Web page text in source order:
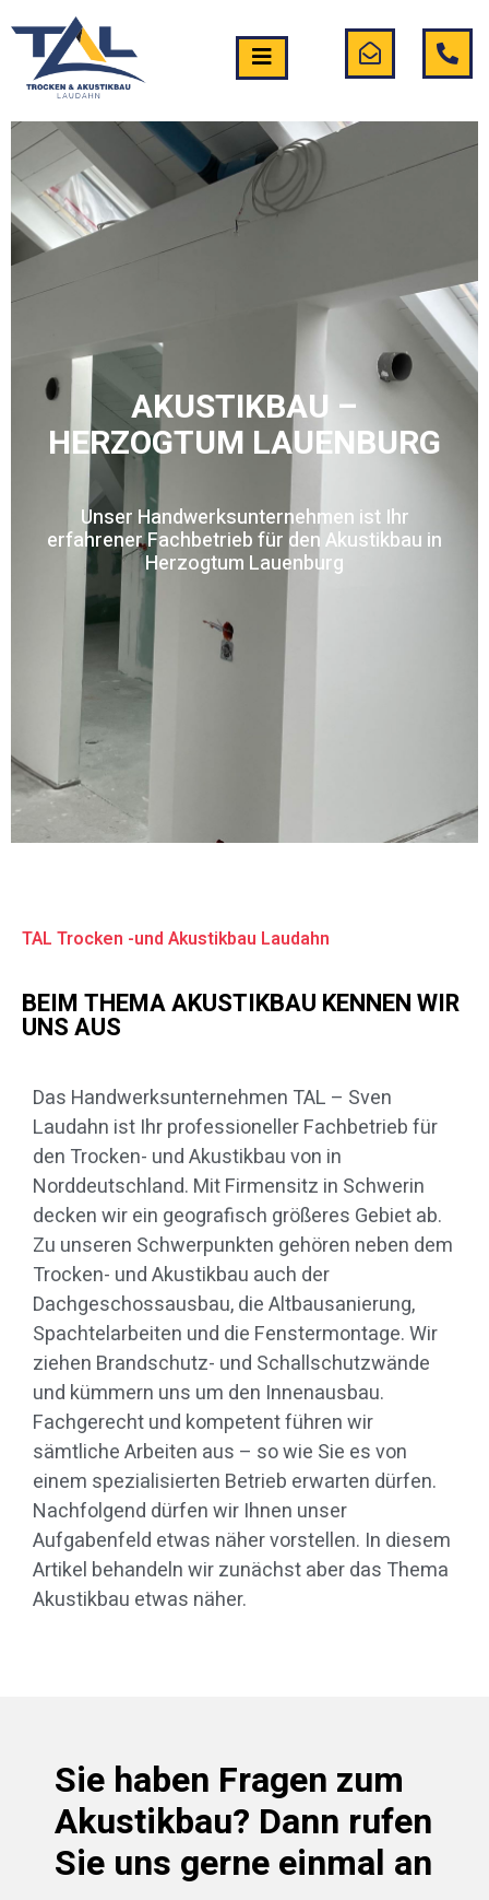
AKUSTIKBAU –
HERZOGTUM LAUENBURG
Unser Handwerksunternehmen ist Ihr
erfahrener Fachbetrieb für den Akustikbau in
Herzogtum Lauenburg
TAL Trocken -und Akustikbau Laudahn
BEIM THEMA AKUSTIKBAU KENNEN WIR
UNS AUS
Das Handwerksunternehmen TAL – Sven
Laudahn ist Ihr professioneller Fachbetrieb für
den Trocken- und Akustikbau von in
Norddeutschland. Mit Firmensitz in Schwerin
decken wir ein geografisch größeres Gebiet ab.
Zu unseren Schwerpunkten gehören neben dem
Trocken- und Akustikbau auch der
Dachgeschossausbau, die Altbausanierung,
Spachtelarbeiten und die Fenstermontage. Wir
ziehen Brandschutz- und Schallschutzwände
und kümmern uns um den Innenausbau.
Fachgerecht und kompetent führen wir
sämtliche Arbeiten aus – so wie Sie es von
einem spezialisierten Betrieb erwarten dürfen.
Nachfolgend dürfen wir Ihnen unser
Aufgabenfeld etwas näher vorstellen. In diesem
Artikel behandeln wir zunächst aber das Thema
Akustikbau etwas näher.
Sie haben Fragen zum
Akustikbau? Dann rufen
Sie uns gerne einmal an